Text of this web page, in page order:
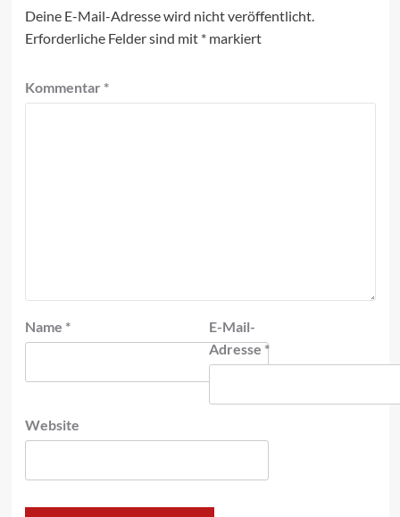
Deine E-Mail-Adresse wird nicht veröffentlicht.
Erforderliche Felder sind mit *markiert
Kommentar *
Name *
E-Mail-
Adresse*
Website